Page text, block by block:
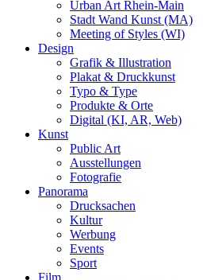
Urban Art Rhein-Main
Stadt Wand Kunst (MA)
Meeting of Styles (WI)
Design
Grafik & Illustration
Plakat & Druckkunst
Typo & Type
Produkte & Orte
Digital (KI, AR, Web)
Kunst
Public Art
Ausstellungen
Fotografie
Panorama
Drucksachen
Kultur
Werbung
Events
Sport
Film